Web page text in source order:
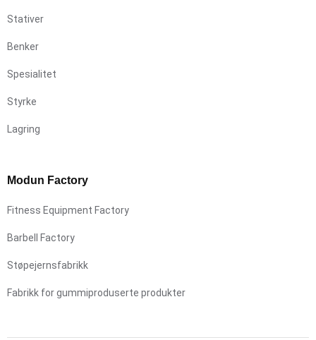
Stativer
Benker
Spesialitet
Styrke
Lagring
Modun Factory
Fitness Equipment Factory
Barbell Factory
Støpejernsfabrikk
Fabrikk for gummiproduserte produkter